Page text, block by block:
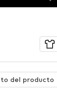
del producto